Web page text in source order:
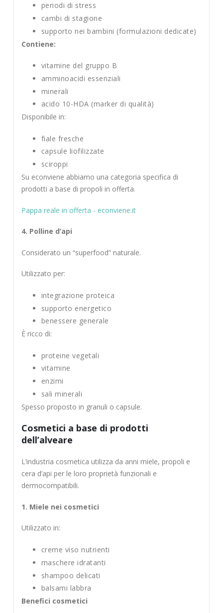
periodi di stress
cambi di stagione
supporto nei bambini (formulazioni dedicate)
Contiene:
vitamine del gruppo B
amminoacidi essenziali
minerali
acido 10-HDA (marker di qualità)
Disponibile in:
fiale fresche
capsule liofilizzate
sciroppi
Su econviene abbiamo una categoria specifica di
prodotti a base di propoli in offerta.
Pappa reale in offerta - econviene.it
4. Polline d’api
Considerato un “superfood” naturale.
Utilizzato per:
integrazione proteica
supporto energetico
benessere generale
È ricco di:
proteine vegetali
vitamine
enzimi
sali minerali
Spesso proposto in granuli o capsule.
Cosmetici a base di prodotti
dell’alveare
L’industria cosmetica utilizza da anni miele, propoli e
cera d’api per le loro proprietà funzionali e
dermocompatibili.
1. Miele nei cosmetici
Utilizzato in:
creme viso nutrienti
maschere idratanti
shampoo delicati
balsami labbra
Benefici cosmetici